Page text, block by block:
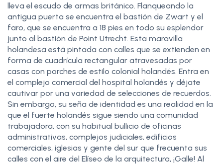
lleva el escudo de armas británico. Flanqueando la
antigua puerta se encuentra el bastión de Zwart y el
faro, que se encuentra a 18 pies en todo su esplendor
junto al bastión de Point Utrecht. Esta maravilla
holandesa está pintada con calles que se extienden en
forma de cuadrícula rectangular atravesadas por
casas con porches de estilo colonial holandés. Entra en
el complejo comercial del hospital holandés y déjate
cautivar por una variedad de selecciones de recuerdos.
Sin embargo, su seña de identidad es una realidad en la
que el fuerte holandés sigue siendo una comunidad
trabajadora, con su habitual bullicio de oficinas
administrativas, complejos judiciales, edificios
comerciales, iglesias y gente del sur que frecuenta sus
calles con el aire del Elíseo de la arquitectura, ¡Galle! Al